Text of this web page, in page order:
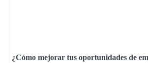
¿Cómo mejorar tus oportunidades de